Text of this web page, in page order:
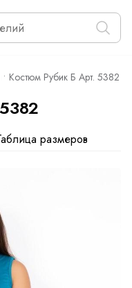
Костюм Рубик Б Арт. 5382
размеров